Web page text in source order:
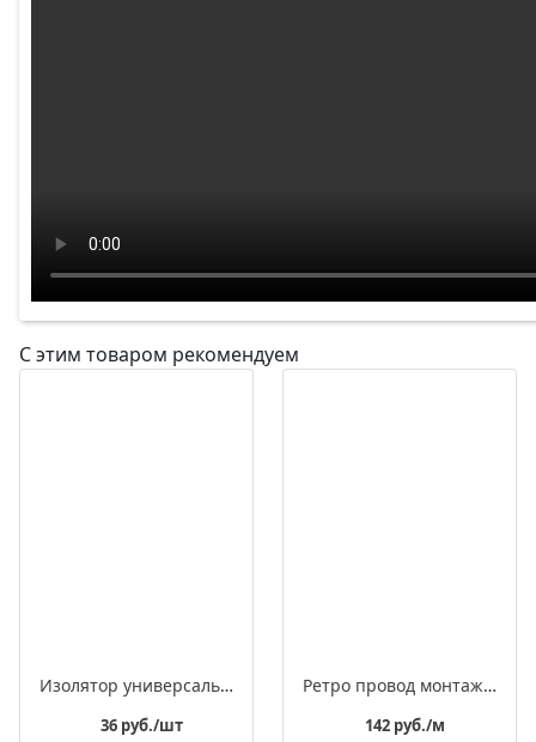
С этим товаром рекомендуем
Изолятор универсальный фарфоровый для 2-3 жильного провода
36 руб./шт
Ретро провод монтажный витой в оплетке из полиэфирной нити, серия "МезонинЪ"
142 руб./м